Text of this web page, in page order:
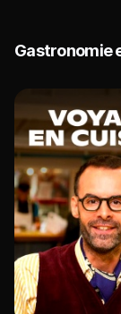
Gastronomie